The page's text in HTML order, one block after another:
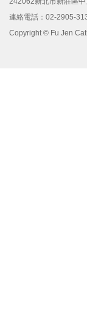
連絡電話：02-2905-
Copyright © Fu Jen